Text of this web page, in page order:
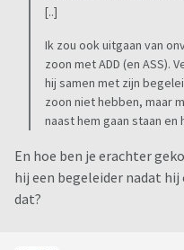
[..]
Ik zou ook uitgaan van
zoon met ADD (en ASS).
hij samen met zijn
zoon niet hebben, maar
naast hem gaan staan en
En hoe ben je erachter
hij een begeleider nadat
dat?